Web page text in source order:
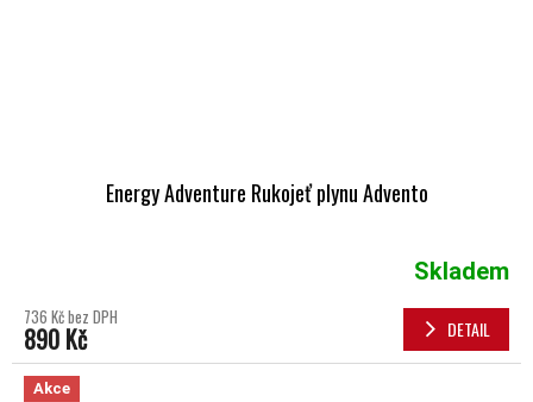
Energy Adventure Rukojeť plynu Advento
Skladem
736 Kč bez DPH
890 Kč DETAIL
Akce